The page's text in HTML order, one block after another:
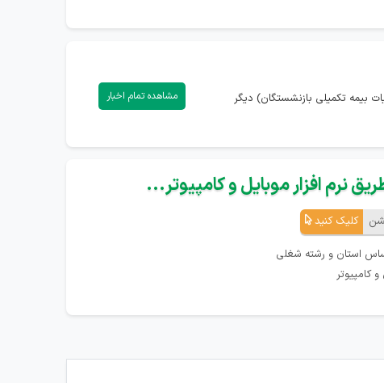
بیمه تکمیلی بازنشستگان) دیگر
مشاهده تمام اخبار
نرم افزار موبایل و کامپیوتر...
کلیک کنید
استان و رشته شغلی
کامپیوتر